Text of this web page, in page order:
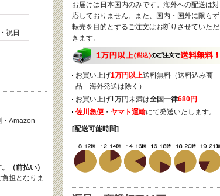
祝日
Amazon
（前払い）
担となりま
お届けは日本国内のみです。海外への配送は対
応しておりません。また、国内・国外に限らず
転売を目的とするご注文はお断りさせていただ
きます。
お買い上げ1万円以上送料無料（送料込み商
品 海外発送は除く）
お買い上げ1万円未満は全国一律680円
佐川急便 ・ ヤマト運輸にて発送いたします。
[配送可能時間]